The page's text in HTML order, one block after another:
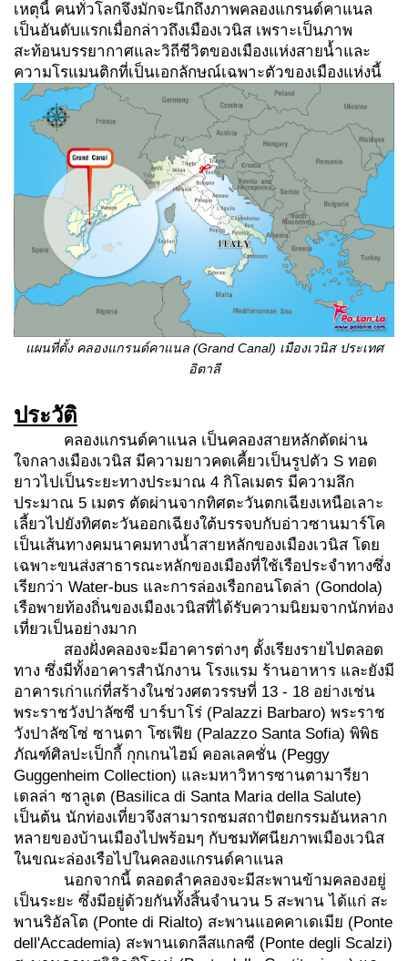
เหตุนี้ คนทั่วโลกจึงมักจะนึกถึงภาพคลองแกรนด์คาแนล
เป็นอันดับแรกเมื่อกล่าวถึงเมืองเวนิส เพราะเป็นภาพ
สะท้อนบรรยากาศและวิถีชีวิตของเมืองแห่งสายน้ำและ
ความโรแมนติกที่เป็นเอกลักษณ์เฉพาะตัวของเมืองแห่งนี้
แผนที่ตั้ง คลองแกรนด์คาแนล (Grand Canal) เมืองเวนิส ประเทศ
อิตาลี
ประวัติ
คลองแกรนด์คาแนล เป็นคลองสายหลักตัดผ่าน
ใจกลางเมืองเวนิส มีความยาวคดเคี้ยวเป็นรูปตัว S ทอด
ยาวไปเป็นระยะทางประมาณ 4 กิโลเมตร มีความลึก
ประมาณ 5 เมตร ตัดผ่านจากทิศตะวันตกเฉียงเหนือเลาะ
เลี้ยวไปยังทิศตะวันออกเฉียงใต้บรรจบกับอ่าวซานมาร์โค
เป็นเส้นทางคมนาคมทางน้ำสายหลักของเมืองเวนิส โดย
เฉพาะขนส่งสาธารณะหลักของเมืองที่ใช้เรือประจำทางซึ่ง
เรียกว่า Water-bus และการล่องเรือกอนโดล่า (Gondola)
เรือพายท้องถิ่นของเมืองเวนิสที่ได้รับความนิยมจากนักท่อง
เที่ยวเป็นอย่างมาก
สองฝั่งคลองจะมีอาคารต่างๆ ตั้งเรียงรายไปตลอด
ทาง ซึ่งมีทั้งอาคารสำนักงาน โรงแรม ร้านอาหาร และยังมี
อาคารเก่าแก่ที่สร้างในช่วงศตวรรษที่ 13 - 18 อย่างเช่น
พระราชวังปาลัซซี บาร์บาโร่ (Palazzi Barbaro) พระราช
วังปาลัซโซ่ ซานตา โซเฟีย (Palazzo Santa Sofia) พิพิธ
ภัณฑ์ศิลปะเป็กกี้ กุกเกนไฮม์ คอลเลคชั่น (Peggy
Guggenheim Collection) และมหาวิหารซานตามารียา
เดลล่า ซาลูเต (Basilica di Santa Maria della Salute)
เป็นต้น นักท่องเที่ยวจึงสามารถชมสถาปัตยกรรมอันหลาก
หลายของบ้านเมืองไปพร้อมๆ กับชมทัศนียภาพเมืองเวนิส
ในขณะล่องเรือไปในคลองแกรนด์คาแนล
นอกจากนี้ ตลอดลำคลองจะมีสะพานข้ามคลองอยู่
เป็นระยะ ซึ่งมีอยู่ด้วยกันทั้งสิ้นจำนวน 5 สะพาน ได้แก่ สะ
พานริอัลโต (Ponte di Rialto) สะพานแอคคาเดเมีย (Ponte
dell'Accademia) สะพานเดกลีสแกลซี (Ponte degli Scalzi)